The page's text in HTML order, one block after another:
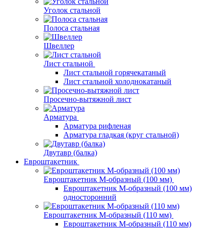
Уголок стальной
Полоса стальная
Швеллер
Лист стальной
Лист стальной горячекатаный
Лист стальной холоднокатаный
Просечно-вытяжной лист
Арматура
Арматура рифленая
Арматура гладкая (круг стальной)
Двутавр (балка)
Евроштакетник
Евроштакетник М-образный (100 мм)
Евроштакетник М-образный (100 мм)
односторонний
Евроштакетник М-образный (110 мм)
Евроштакетник М-образный (110 мм)